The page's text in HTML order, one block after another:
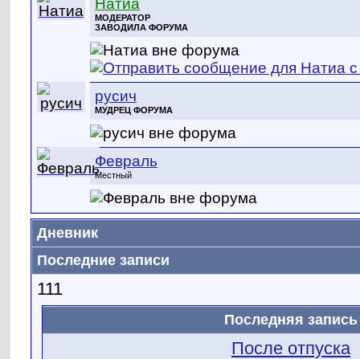
Натиа
МОДЕРАТОР
ЗАВОДИЛА ФОРУМА
русич
МУДРЕЦ ФОРУМА
Февраль
Местный
Дневник
Последние записи
111
Последняя запись
После отпуска